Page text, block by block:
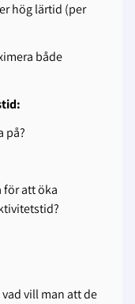
hög lärtid (per
både
på?
för att öka
vill man att de